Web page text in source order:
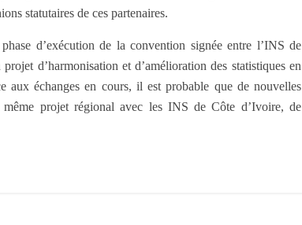
statutaires de ces partenaires.
d’exécution de la convention signée entre l’INS de
d’harmonisation et d’amélioration des sta­tistiques en
échanges en cours, il est probable que de nouvelles
projet régional avec les INS de Côte d’Ivoire, de